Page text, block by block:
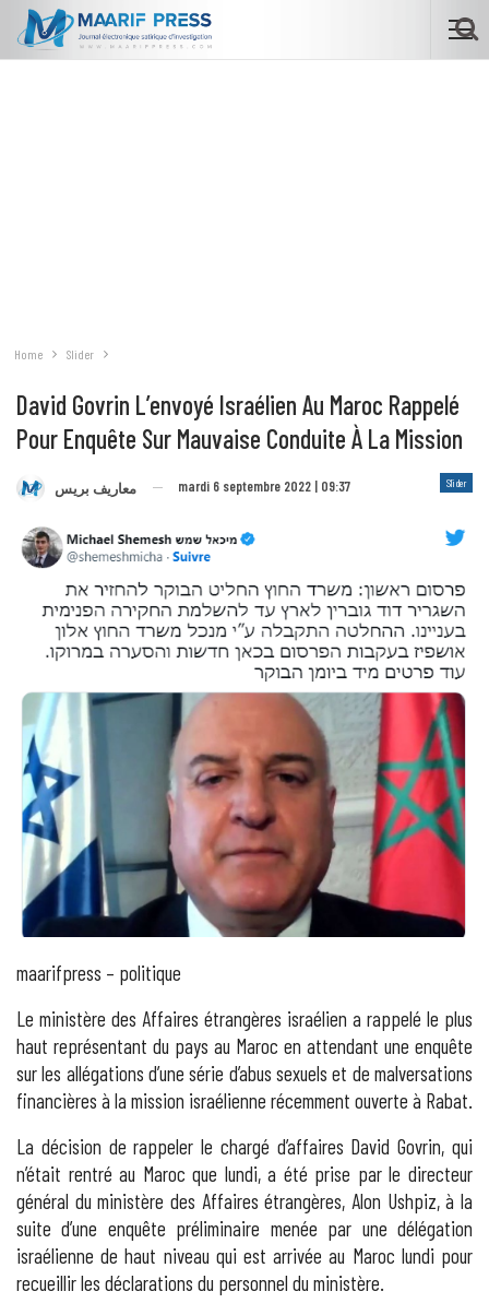
Home Slider
David Govrin L’envoyé Israélien Au Maroc Rappelé
Pour Enquête Sur Mauvaise Conduite À La Mission
Slider معاريف بريس mardi 6 septembre 2022 | 09:37
maarifpress – politique
Le ministère des Affaires étrangères israélien a rappelé le plus
haut représentant du pays au Maroc en attendant une enquête
sur les allégations d’une série d’abus sexuels et de malversations
financières à la mission israélienne récemment ouverte à Rabat.
La décision de rappeler le chargé d’affaires David Govrin, qui
n’était rentré au Maroc que lundi, a été prise par le directeur
général du ministère des Affaires étrangères, Alon Ushpiz, à la
suite d’une enquête préliminaire menée par une délégation
israélienne de haut niveau qui est arrivée au Maroc lundi pour
recueillir les déclarations du personnel du ministère.